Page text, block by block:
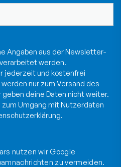
Angaben aus der Newsletter-
werden.
jederzeit und kostenfrei
nur zum Versand des
deine Daten nicht weiter.
Umgang mit Nutzerdaten
.
nutzen wir Google
zu vermeiden.